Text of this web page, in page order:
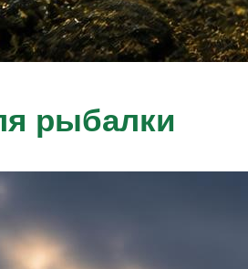
рыбалки